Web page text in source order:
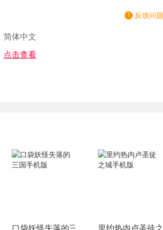
反馈问题
简体中文
点击查看
口袋妖怪失落的三国手机版里约热内卢圣徒之